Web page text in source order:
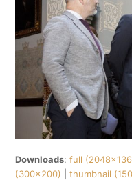
Downloads:full
(300x200) |thumbnail